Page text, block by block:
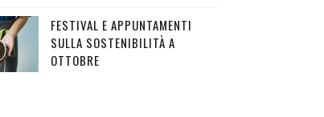
FESTIVAL E APPUNTAMENTI
SULLA SOSTENIBILITÀ A
OTTOBRE